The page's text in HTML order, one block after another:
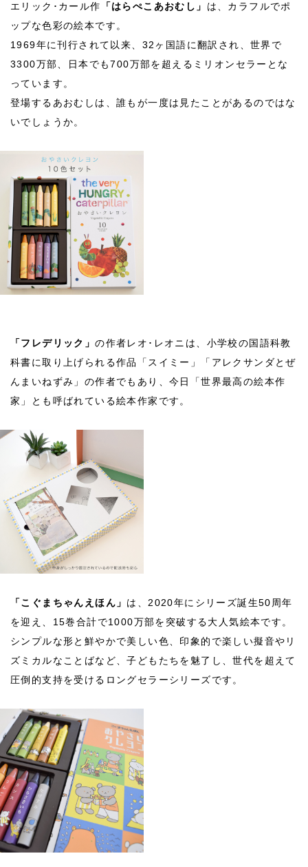
エリック･カール作 「はらぺこあおむし」 は、カラフルでポ
ップな色彩の絵本です。
1969年に刊行されて以来、32ヶ国語に翻訳され、世界で
3300万部、日本でも700万部を超えるミリオンセラーとな
っています。
登場するあおむしは、誰もが一度は見たことがあるのではな
いでしょうか。
「フレデリック」の作者レオ･レオニは、小学校の国語科教
科書に取り上げられる作品「スイミー」「アレクサンダとぜ
んまいねずみ」の作者でもあり、今日「世界最高の絵本作
家」とも呼ばれている絵本作家です。
「こぐまちゃんえほん」 は、2020年にシリーズ誕生50周年
を迎え、15巻合計で1000万部を突破する大人気絵本です。
シンプルな形と鮮やかで美しい色、印象的で楽しい擬音やリ
ズミカルなことばなど、子どもたちを魅了し、世代を超えて
圧倒的支持を受けるロングセラーシリーズです。